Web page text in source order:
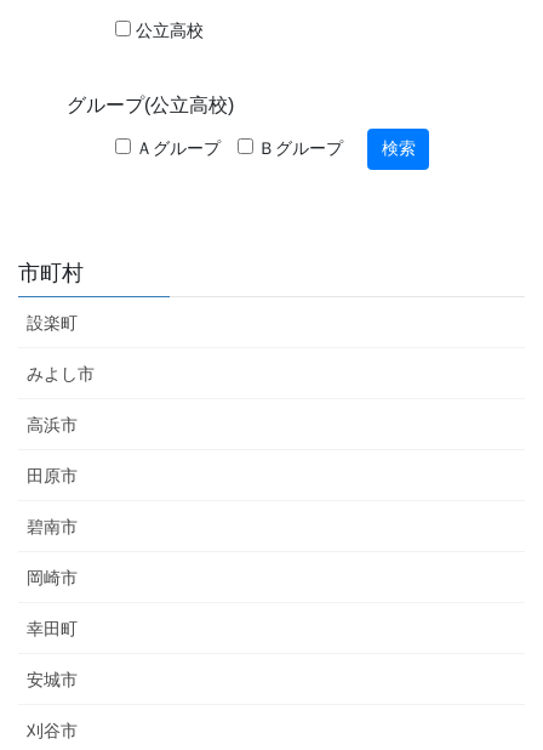
公立高校
グループ(公立高校)
Ａグループ Ｂグループ
市町村
設楽町
みよし市
高浜市
田原市
碧南市
岡崎市
幸田町
安城市
刈谷市